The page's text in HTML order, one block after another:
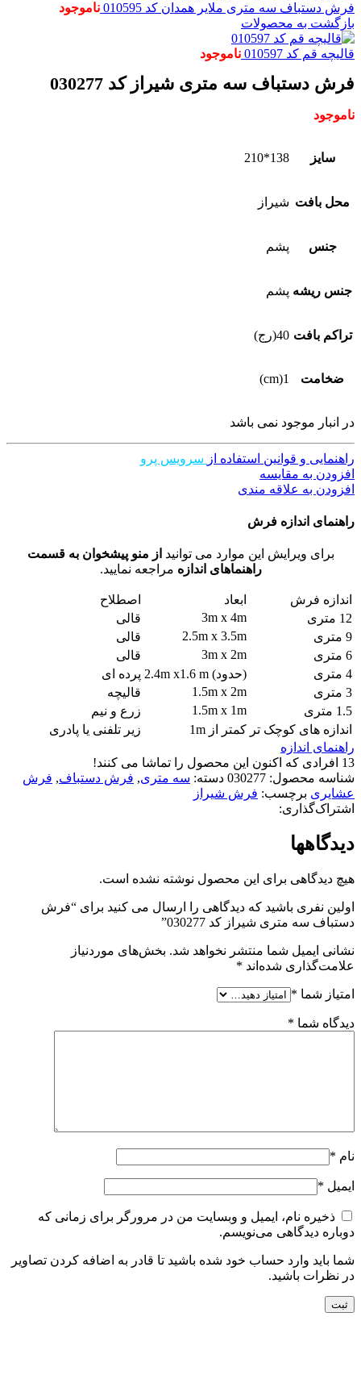
فرش دستباف سه متری ملایر همدان کد 010595
ناموجود
بازگشت به محصولات
قالیچه قم کد 010597 ناموجود
فرش دستباف سه متری شیراز کد 030277
ناموجود
سایز 138*210
محل بافت شیراز
جنس پشم
جنس ریشه پشم
تراکم بافت 40(رج)
ضخامت 1(cm)
در انبار موجود نمی باشد
راهنمایی و قوانین استفاده از سرویس پرو
افزودن به مقایسه
افزودن به علاقه مندی
راهنمای اندازه فرش
برای ویرایش این موارد می توانید از منو پیشخوان به قسمت
راهنماهای اندازه مراجعه نمایید.
اندازه فرش ابعاد
اصطلاح
12 متری
3m x 4m
قالی
9 متری
2.5m x 3.5m
قالی
6 متری
3m x 2m
قالی
4 متری
(حدود) 2.4m x1.6 m
پرده ای
3 متری
1.5m x 2m
قالیچه
1.5 متری
1.5m x 1m
زرع و نیم
اندازه های کوچک تر کمتر از 1m
زیر تلفنی یا پادری
راهنمای اندازه
13 افرادی که اکنون این محصول را تماشا می کنند!
شناسه محصول: 030277 دسته: سه متری, فرش دستباف, فرش
عشایری برچسب: فرش شیراز
اشتراک‌گذاری:
دیدگاهها
هیچ دیدگاهی برای این محصول نوشته نشده است.
اولین نفری باشید که دیدگاهی را ارسال می کنید برای “فرش
دستباف سه متری شیراز کد 030277”
نشانی ایمیل شما منتشر نخواهد شد. بخش‌های موردنیاز
علامت‌گذاری شده‌اند *
امتیاز شما *
دیدگاه شما *
نام *
ایمیل *
ذخیره نام، ایمیل و وبسایت من در مرورگر برای زمانی که
دوباره دیدگاهی می‌نویسم.
شما باید وارد حساب خود شده باشید تا قادر به اضافه کردن تصاویر
در نظرات باشید.